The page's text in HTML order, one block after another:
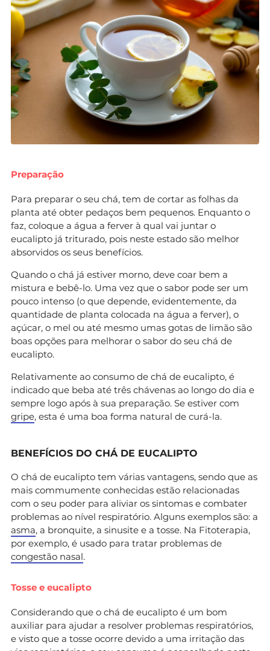
Preparação
Para preparar o seu chá, tem de cortar as folhas da
planta até obter pedaços bem pequenos. Enquanto o
faz, coloque a água a ferver à qual vai juntar o
eucalipto já triturado, pois neste estado são melhor
absorvidos os seus benefícios.
Quando o chá já estiver morno, deve coar bem a
mistura e bebê-lo. Uma vez que o sabor pode ser um
pouco intenso (o que depende, evidentemente, da
quantidade de planta colocada na água a ferver), o
açúcar, o mel ou até mesmo umas gotas de limão são
boas opções para melhorar o sabor do seu chá de
eucalipto.
Relativamente ao consumo de chá de eucalipto, é
indicado que beba até três chávenas ao longo do dia e
sempre logo após à sua preparação. Se estiver com
gripe, esta é uma boa forma natural de curá-la.
BENEFÍCIOS DO CHÁ DE EUCALIPTO
O chá de eucalipto tem várias vantagens, sendo que as
mais commumente conhecidas estão relacionadas
com o seu poder para aliviar os sintomas e combater
problemas ao nível respiratório. Alguns exemplos são: a
asma, a bronquite, a sinusite e a tosse. Na Fitoterapia,
por exemplo, é usado para tratar problemas de
congestão nasal.
Tosse e eucalipto
Considerando que o chá de eucalipto é um bom
auxiliar para ajudar a resolver problemas respiratórios,
e visto que a tosse ocorre devido a uma irritação das